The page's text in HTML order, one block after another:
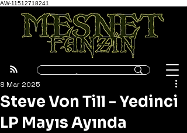
AW-11512718241
Steve Von Till - Yedinci
LP Mayıs Ayında
8 Mar 2025